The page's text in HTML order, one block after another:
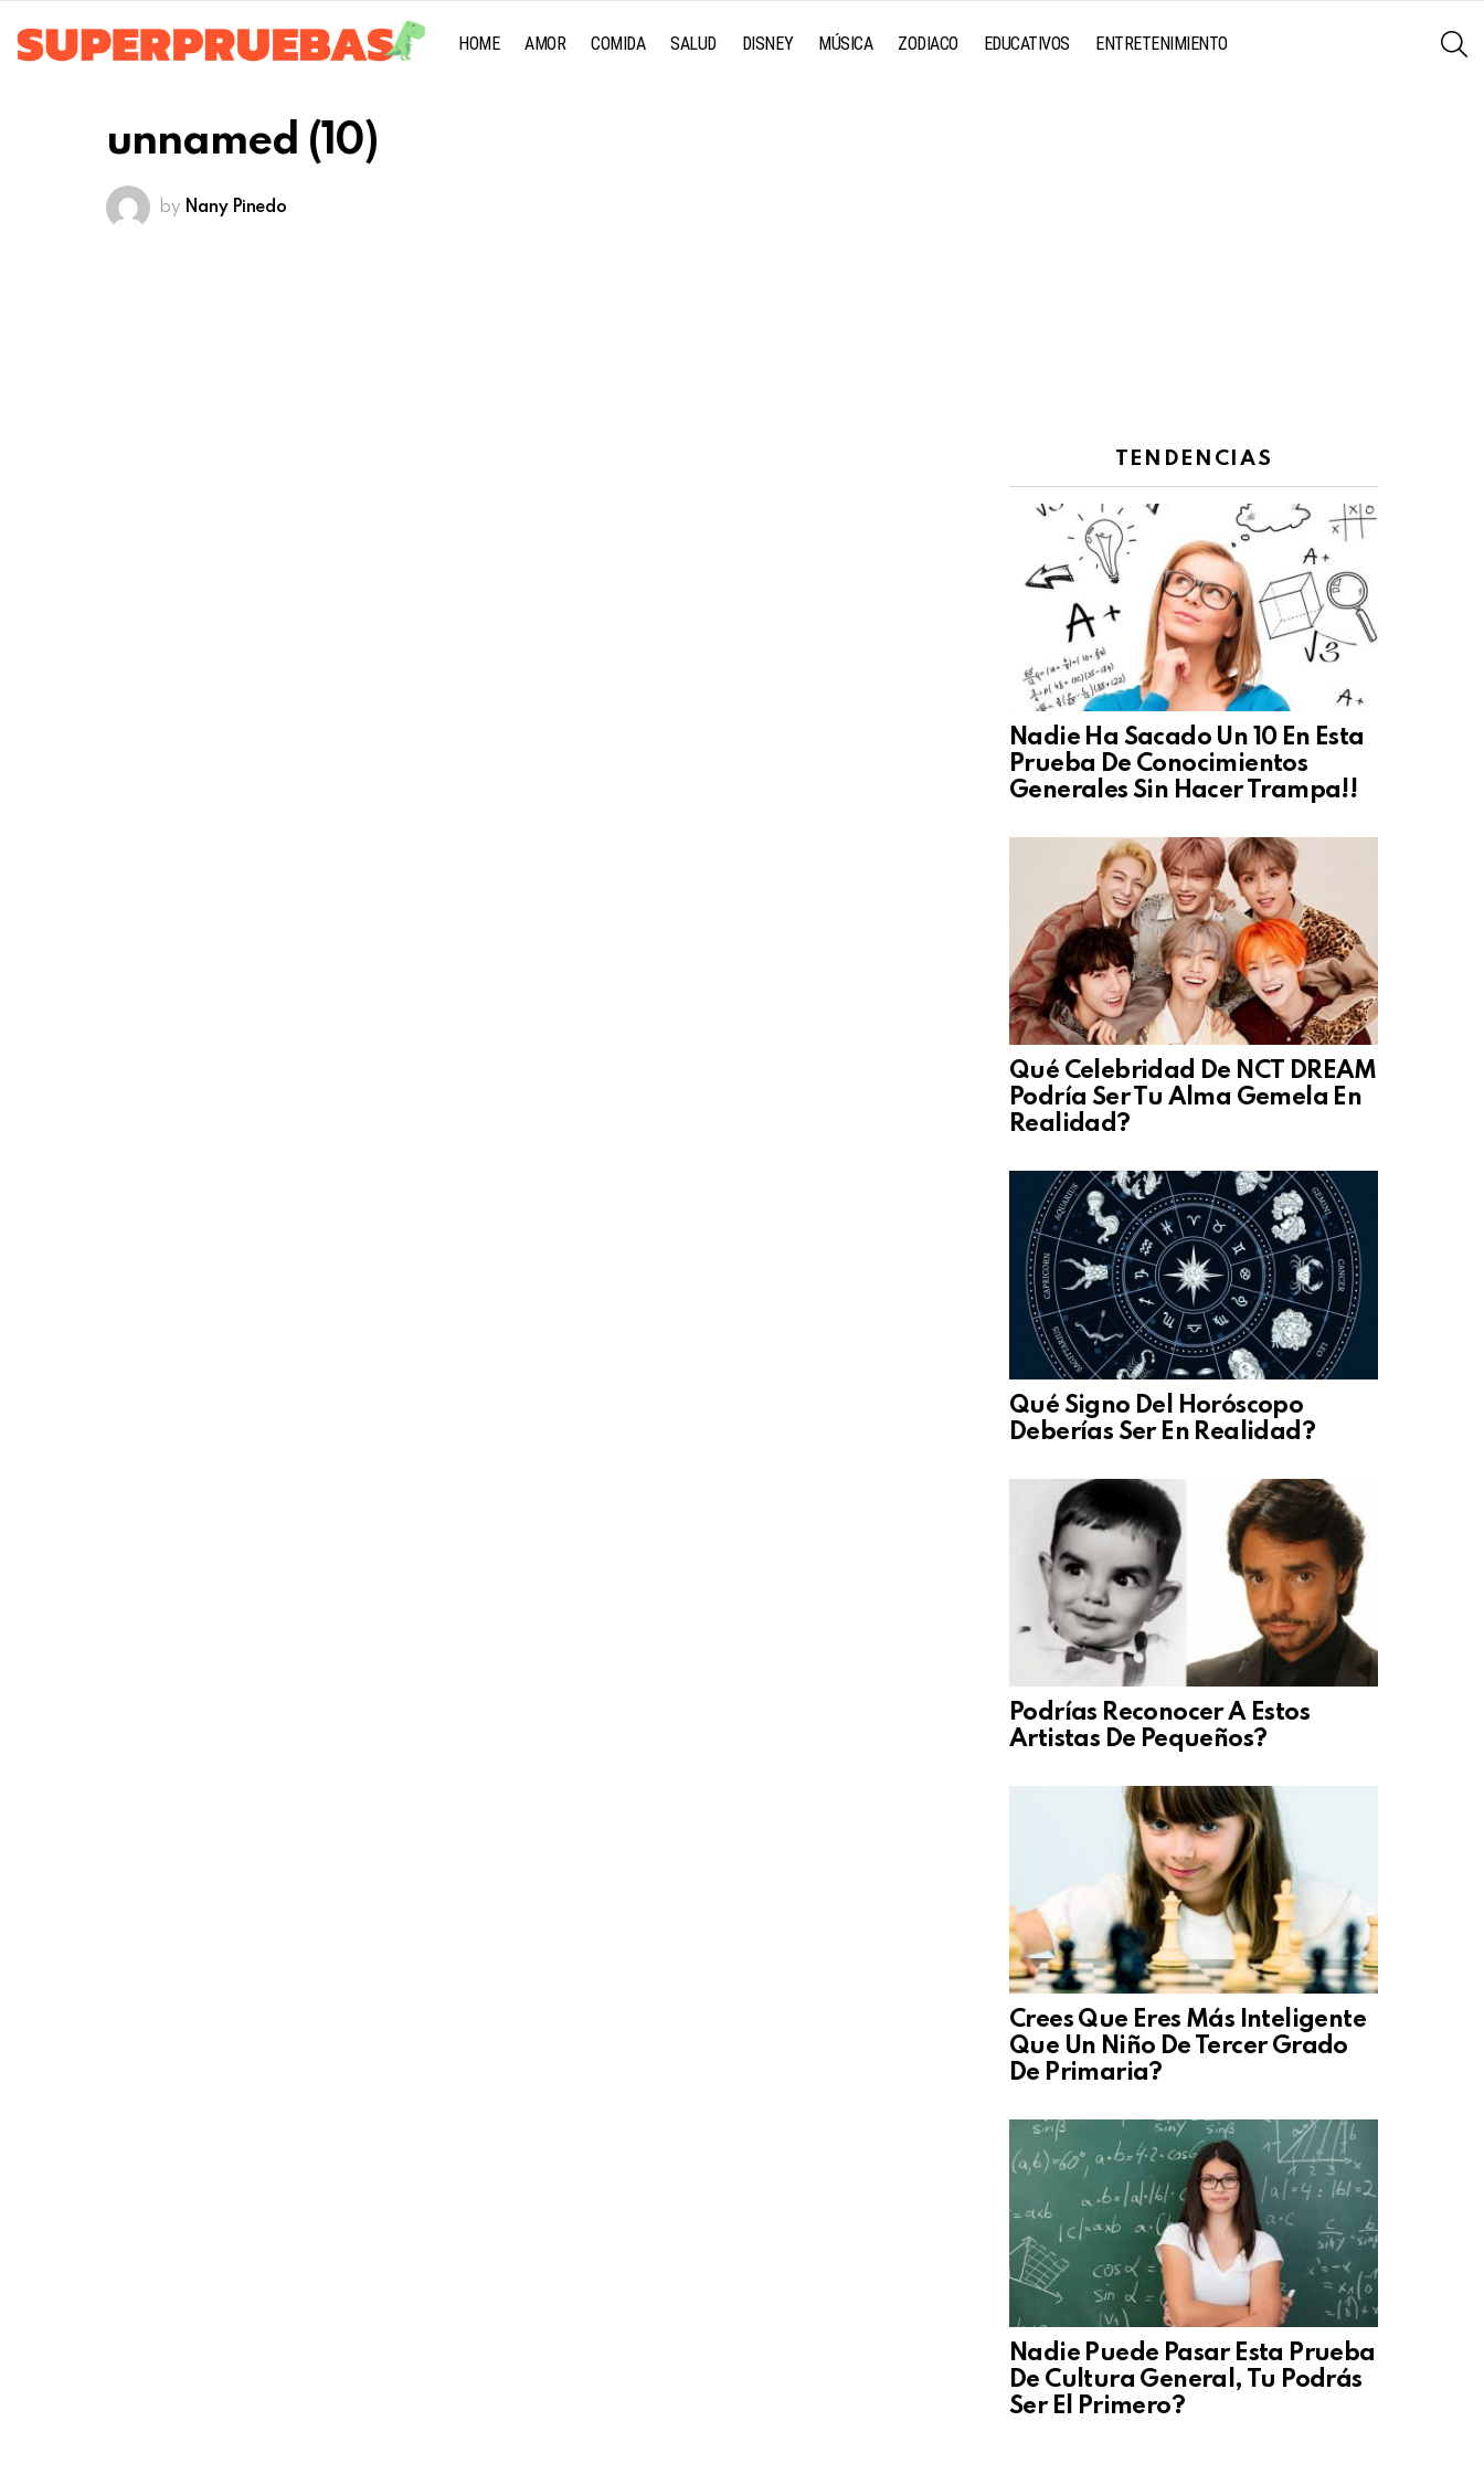
HOME AMOR COMIDA SALUD DISNEY MÚSICA ZODIACO EDUCATIVOS ENTRETENIMIENTO
unnamed (10)
by Nany Pinedo
TENDENCIAS
Nadie Ha Sacado Un 10 En Esta
Prueba De Conocimientos
Generales Sin Hacer Trampa!!
Qué Celebridad De NCT DREAM
Podría Ser Tu Alma Gemela En
Realidad?
Qué Signo Del Horóscopo
Deberías Ser En Realidad?
Podrías Reconocer A Estos
Artistas De Pequeños?
Crees Que Eres Más Inteligente
Que Un Niño De Tercer Grado
De Primaria?
Nadie Puede Pasar Esta Prueba
De Cultura General, Tu Podrás
Ser El Primero?